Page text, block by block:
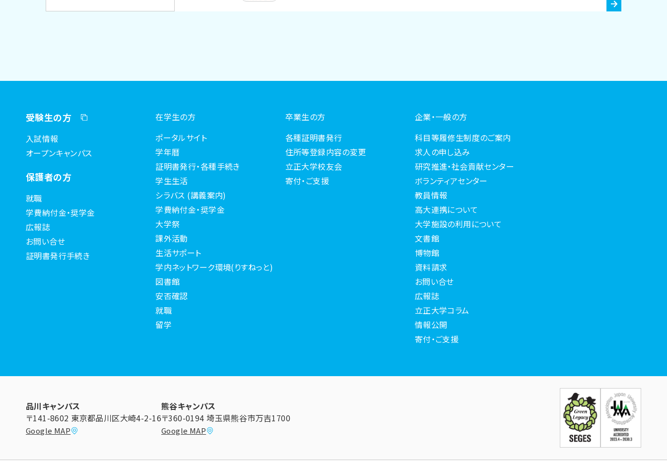
受験生の方
入試情報
オープンキャンパス
保護者の方
就職
学費納付金・奨学金
広報誌
お問い合せ
証明書発行手続き
在学生の方
ポータルサイト
学年暦
証明書発行・各種手続き
学生生活
シラバス (講義案内)
学費納付金・奨学金
大学祭
課外活動
生活サポート
学内ネットワーク環境(りすねっと)
図書館
安否確認
就職
留学
卒業生の方
各種証明書発行
住所等登録内容の変更
立正大学校友会
寄付・ご支援
企業・一般の方
科目等履修生制度のご案内
求人の申し込み
研究推進・社会貢献センター
ボランティアセンター
教員情報
高大連携について
大学施設の利用について
文書館
博物館
資料請求
お問い合せ
広報誌
立正大学コラム
情報公開
寄付・ご支援
品川キャンパス
〒141-8602 東京都品川区大崎4-2-16
Google MAP
熊谷キャンパス
〒360-0194 埼玉県熊谷市万吉1700
Google MAP